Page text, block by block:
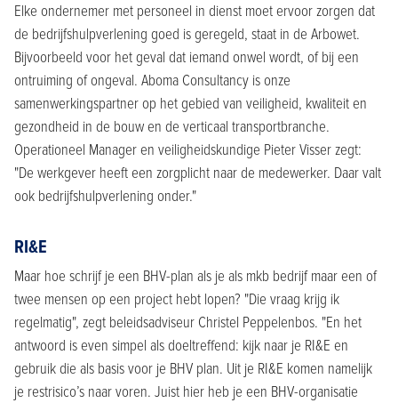
Elke ondernemer met personeel in dienst moet ervoor zorgen dat
de bedrijfshulpverlening goed is geregeld, staat in de Arbowet.
Bijvoorbeeld voor het geval dat iemand onwel wordt, of bij een
ontruiming of ongeval. Aboma Consultancy is onze
samenwerkingspartner op het gebied van veiligheid, kwaliteit en
gezondheid in de bouw en de verticaal transportbranche.
Operationeel Manager en veiligheidskundige Pieter Visser zegt:
"De werkgever heeft een zorgplicht naar de medewerker. Daar valt
ook bedrijfshulpverlening onder."
RI&E
Maar hoe schrijf je een BHV-plan als je als mkb bedrijf maar een of
twee mensen op een project hebt lopen? "Die vraag krijg ik
regelmatig", zegt beleidsadviseur Christel Peppelenbos. "En het
antwoord is even simpel als doeltreffend: kijk naar je RI&E en
gebruik die als basis voor je BHV plan. Uit je RI&E komen namelijk
je restrisico’s naar voren. Juist hier heb je een BHV-organisatie